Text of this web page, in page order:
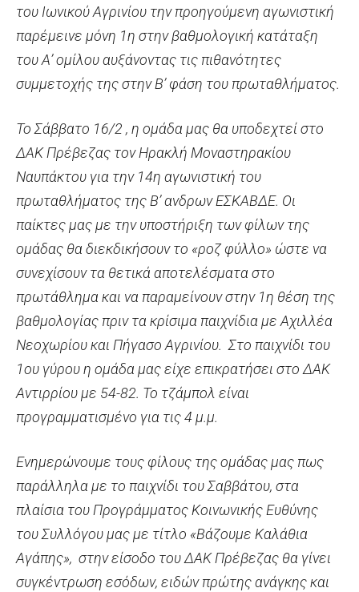
του Ιωνικού Αγρινίου την προηγούμενη αγωνιστική
παρέμεινε μόνη 1η στην βαθμολογική κατάταξη
του Α’ ομίλου αυξάνοντας τις πιθανότητες
συμμετοχής της στην Β’ φάση του πρωταθλήματος.
Το Σάββατο 16/2 , η ομάδα μας θα υποδεχτεί στο
ΔΑΚ Πρέβεζας τον Ηρακλή Μοναστηρακίου
Ναυπάκτου για την 14η αγωνιστική του
πρωταθλήματος της Β’ ανδρων ΕΣΚΑΒΔΕ. Οι
παίκτες μας με την υποστήριξη των φίλων της
ομάδας θα διεκδικήσουν το «ροζ φύλλο» ώστε να
συνεχίσουν τα θετικά αποτελέσματα στο
πρωτάθλημα και να παραμείνουν στην 1η θέση της
βαθμολογίας πριν τα κρίσιμα παιχνίδια με Αχιλλέα
Νεοχωρίου και Πήγασο Αγρινίου. Στο παιχνίδι του
1ου γύρου η ομάδα μας είχε επικρατήσει στο ΔΑΚ
Αντιρρίου με 54-82. Το τζάμπολ είναι
προγραμματισμένο για τις 4 μ.μ.
Ενημερώνουμε τους φίλους της ομάδας μας πως
παράλληλα με το παιχνίδι του Σαββάτου, στα
πλαίσια του Προγράμματος Κοινωνικής Ευθύνης
του Συλλόγου μας με τίτλο «Βάζουμε Καλάθια
Αγάπης», στην είσοδο του ΔΑΚ Πρέβεζας θα γίνει
συγκέντρωση εσόδων, ειδών πρώτης ανάγκης και